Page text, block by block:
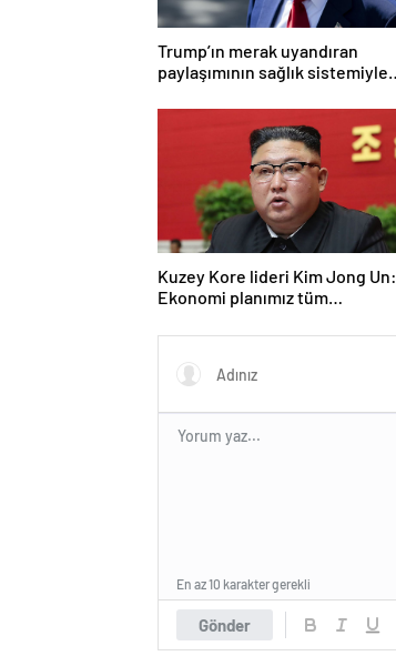
Trump’ın merak uyandıran
paylaşımının sağlık sistemiyle
Kuzey Kore lideri Kim Jong Un:
Ekonomi planımız tüm
Gönder
En az 10 karakter gerekli